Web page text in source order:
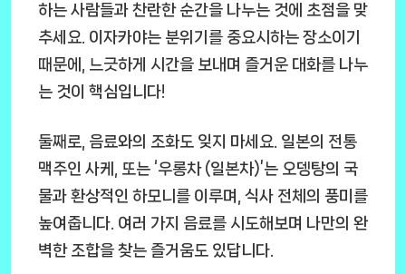
하는 사람들과 찬란한 순간을 나누는 것에 초점을 맞
추세요. 이자카야는 분위기를 중요시하는 장소이기
때문에, 느긋하게 시간을 보내며 즐거운 대화를 나누
는 것이 핵심입니다!
둘째로, 음료와의 조화도 잊지 마세요. 일본의 전통
맥주인 사케, 또는 ‘우롱차 (일본차)’는 오뎅탕의 국
물과 환상적인 하모니를 이루며, 식사 전체의 풍미를
높여줍니다. 여러 가지 음료를 시도해보며 나만의 완
벽한 조합을 찾는 즐거움도 있답니다.